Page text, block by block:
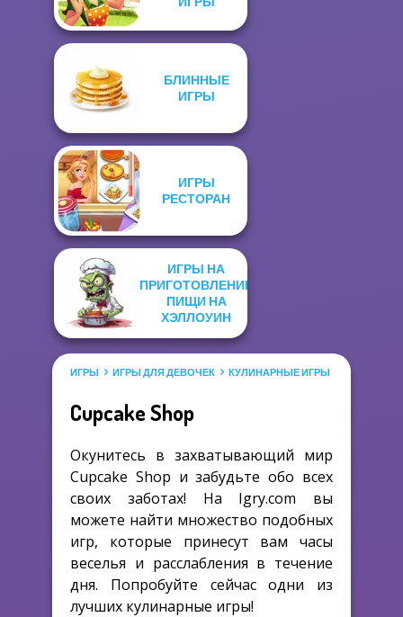
БЛИННЫЕ
ИГРЫ
ИГРЫ
РЕСТОРАН
ИГРЫ НА
ПРИГОТОВЛЕНИЕ
ПИЩИ НА
ХЭЛЛОУИН
ИГРЫ ИГРЫ ДЛЯ ДЕВОЧЕК КУЛИНАРНЫЕ ИГРЫ
Cupcake Shop
Окунитесь в захватывающий мир
Cupcake Shop и забудьте обо всех
своих заботах! На Igry.com вы
можете найти множество подобных
игр, которые принесут вам часы
веселья и расслабления в течение
дня. Попробуйте сейчас одни из
лучших кулинарные игры!